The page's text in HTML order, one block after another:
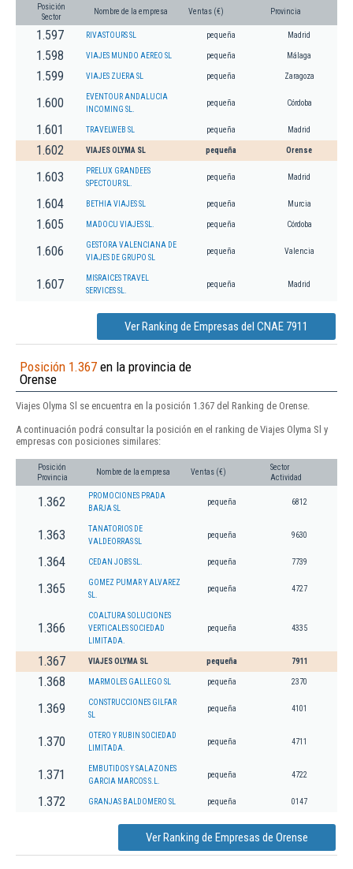
Posición
Sector
Nombre de la empresa Ventas (€) Provincia
1.597 RIVASTOURS SL pequeña Madrid
1.598 VIAJES MUNDO AEREO SL pequeña Málaga
1.599 VIAJES ZUERA SL pequeña Zaragoza
1.600
EVENTOUR ANDALUCIA
INCOMING SL.
pequeña Córdoba
1.601 TRAVELWEB SL pequeña Madrid
1.602 VIAJES OLYMA SL pequeña Orense
1.603
PRELUX GRANDEES
SPECTOUR SL.
pequeña Madrid
1.604 BETHIA VIAJES SL pequeña Murcia
1.605 MADOCU VIAJES SL. pequeña Córdoba
1.606
GESTORA VALENCIANA DE
VIAJES DE GRUPO SL
pequeña Valencia
1.607
MISRAICES TRAVEL
SERVICES SL.
pequeña Madrid
Ver Ranking de Empresas del CNAE 7911
Posición 1.367 en la provincia de
Orense
Viajes Olyma Sl se encuentra en la posición 1.367 del Ranking de Orense.
A continuación podrá consultar la posición en el ranking de Viajes Olyma Sl y
empresas con posiciones similares:
Posición
Provincia
Nombre de la empresa Ventas (€)
Sector
Actividad
1.362
PROMOCIONES PRADA
BARJA SL
pequeña 6812
1.363
TANATORIOS DE
VALDEORRAS SL
pequeña 9630
1.364 CEDAN JOBS SL. pequeña 7739
1.365
GOMEZ PUMAR Y ALVAREZ
SL.
pequeña 4727
1.366
COALTURA SOLUCIONES
VERTICALES SOCIEDAD
LIMITADA.
pequeña 4335
1.367 VIAJES OLYMA SL pequeña 7911
1.368 MARMOLES GALLEGO SL pequeña 2370
1.369
CONSTRUCCIONES GILFAR
SL
pequeña 4101
1.370
OTERO Y RUBIN SOCIEDAD
LIMITADA.
pequeña 4711
1.371
EMBUTIDOS Y SALAZONES
GARCIA MARCOS S.L.
pequeña 4722
1.372 GRANJAS BALDOMERO SL pequeña 0147
Ver Ranking de Empresas de Orense